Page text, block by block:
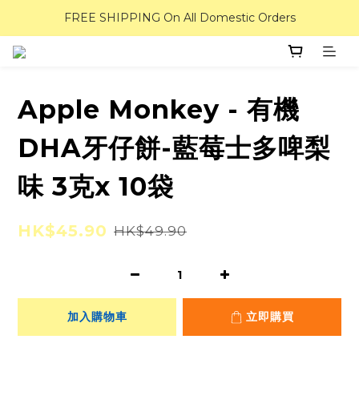
FREE SHIPPING On All Domestic Orders
Apple Monkey - 有機
DHA牙仔餅-藍莓士多啤梨
味 3克x 10袋
HK$45.90 HK$49.90
加入購物車 立即購買